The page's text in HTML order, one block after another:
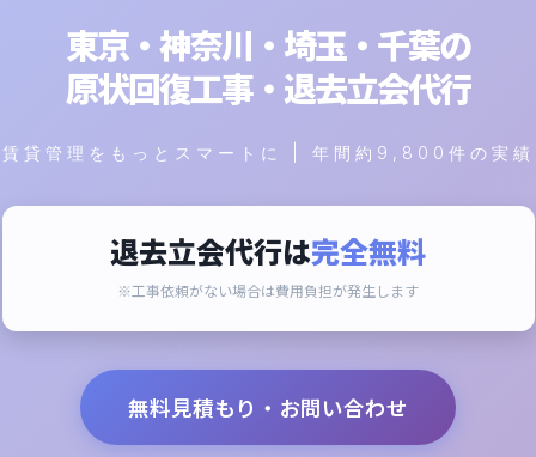
東京・神奈川・埼玉・千葉の
原状回復工事・退去立会代行
賃貸管理をもっとスマートに | 年間約9,800件の実績
退去立会代行は完全無料
※工事依頼がない場合は費用負担が発生します
無料見積もり・お問い合わせ